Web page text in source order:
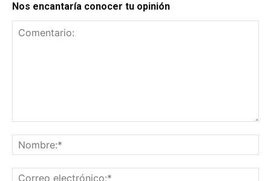
Nos encantaría conocer tu opinión